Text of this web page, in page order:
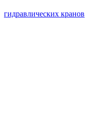
гидравлических кранов